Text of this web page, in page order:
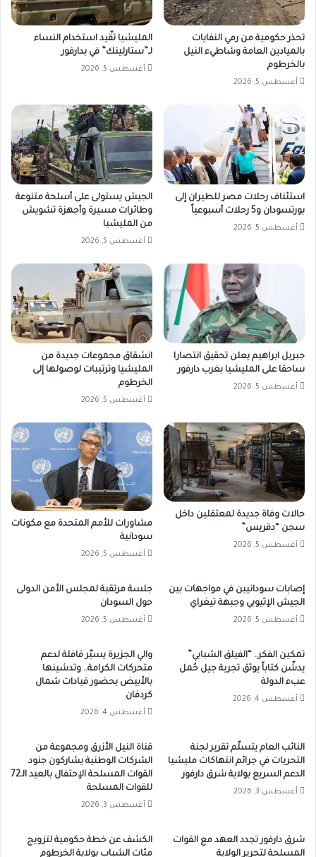
تحذر حكومية من رمي النفايات
بالميادين العامة وشاطيء النيل
بالخرطوم
أغسطس 5, 2026
المليشيا تقّيد استخدام النساء
لـ”ستارلينك” في بدارفور
أغسطس 5, 2026
استئناف رحلات مصر للطيران إلى
بورتسودان و5 رحلات أسبوعياً
أغسطس 5, 2026
الجيش يستولى على أسلحة متنوعة
وطائرات مسيرة وأجهزة تشويش
من المليشيا
أغسطس 5, 2026
جبريل ابراهيم يعلن تحقيق انتصارا
ساحقا على المليشيا بغرب دارفور
أغسطس 5, 2026
انشقاق مجموعات جديدة من
المليشيا وترتيبات لوصولها إلى
الخرطوم
أغسطس 5, 2026
حالات وفاة جديدة لمعتقلين داخل
سجن “دقريس”
أغسطس 5, 2026
مشاورات للأمم المتحدة مع مكونات
سودانية
أغسطس 5, 2026
إصابات سودانيين في مواجهات بين
الجيش الإثيوبي وجبهة تيغراي
أغسطس 5, 2026
جلسة مرتقبة لمجلس الأمن الدولى
حول السودان
أغسطس 5, 2026
تمكين الفكر.. “الفيلق الشبابي”
يدشّن كتاباً يوثق تجربة جيل حُمل
عبء الدولة
أغسطس 4, 2026
والي الجزيرة يسيّر قافلة لدعم
متحركات الكرامة.. وتدشينها
بالأبيض بحضور قيادات شمال
كردفان
أغسطس 4, 2026
النائب العام يتسلّم تقرير لجنة
التحريات في جرائم انتهاكات مليشيا
الدعم السريع بولاية شرق دارفور
أغسطس 3, 2026
قناة النيل الأزرق ومجموعة من
الشركات الوطنية يشاركون جنود
القوات المسلحة الإحتفال بالعيد الـ72
للقوات المسلحة
أغسطس 3, 2026
شرق دارفور تجدد العهد مع القوات
المسلحة لتحرير الولاية
الكشف عن خطة حكومية لتزويج
مئات الشباب بولاية الخرطوم